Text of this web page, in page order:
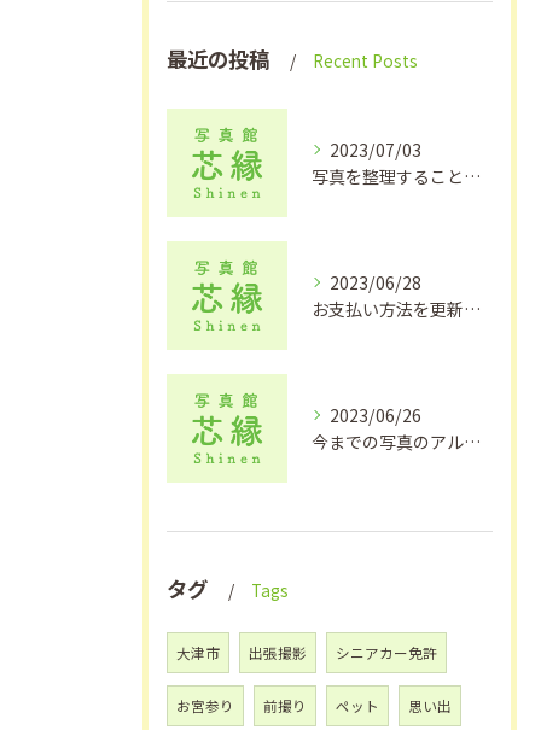
最近の投稿 Recent Posts
2023/07/03
写真を整理することで色々なことが蘇る？【アルバム作成、出張撮影をお考えの方は写真館芯縁へ】
2023/06/28
お支払い方法を更新しました！【滋賀県大津市で出張撮影をお探しの方は写真館芯縁へ】
2023/06/26
今までの写真のアルバム整理【大津市でアルバム作りや出張撮影なら写真館芯縁へ】
タグ Tags
大津市 出張撮影 シニアカー免許
お宮参り 前撮り ペット 思い出